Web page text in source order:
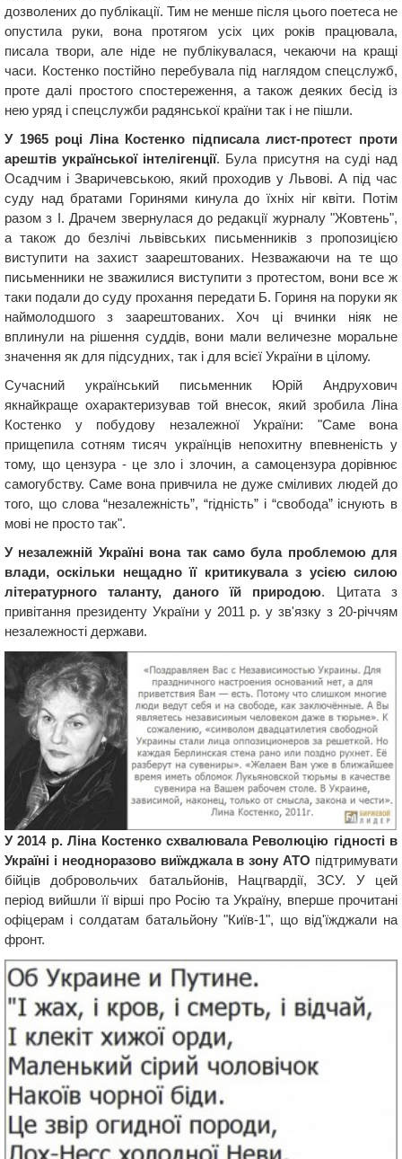
дозволених до публікації. Тим не менше після цього поетеса не
опустила руки, вона протягом усіх цих років працювала,
писала твори, але ніде не публікувалася, чекаючи на кращі
часи. Костенко постійно перебувала під наглядом спецслужб,
проте далі простого спостереження, а також деяких бесід із
нею уряд і спецслужби радянської країни так і не пішли.
У 1965 році Ліна Костенко підписала лист-протест проти
арештів української інтелігенції. Була присутня на суді над
Осадчим і Зваричевською, який проходив у Львові. А під час
суду над братами Горинями кинула до їхніх ніг квіти. Потім
разом з І. Драчем звернулася до редакції журналу "Жовтень",
а також до безлічі львівських письменників з пропозицією
виступити на захист заарештованих. Незважаючи на те що
письменники не зважилися виступити з протестом, вони все ж
таки подали до суду прохання передати Б. Гориня на поруки як
наймолодшого з заарештованих. Хоч ці вчинки ніяк не
вплинули на рішення суддів, вони мали величезне моральне
значення як для підсудних, так і для всієї України в цілому.
Сучасний український письменник Юрій Андрухович
якнайкраще охарактеризував той внесок, який зробила Ліна
Костенко у побудову незалежної України: "Саме вона
прищепила сотням тисяч українців непохитну впевненість у
тому, що цензура - це зло і злочин, а самоцензура дорівнює
самогубству. Саме вона привчила не дуже сміливих людей до
того, що слова “незалежність”, “гідність” і “свобода” існують в
мові не просто так".
У незалежній Україні вона так само була проблемою для
влади, оскільки нещадно її критикувала з усією силою
літературного таланту, даного їй природою. Цитата з
привітання президенту України у 2011 р. у зв'язку з 20-річчям
незалежності держави.
У 2014 р. Ліна Костенко схвалювала Революцію гідності в
Україні і неодноразово виїжджала в зону АТО підтримувати
бійців добровольчих батальйонів, Нацгвардії, ЗСУ. У цей
період вийшли її вірші про Росію та Україну, вперше прочитані
офіцерам і солдатам батальйону "Київ-1", що від'їжджали на
фронт.